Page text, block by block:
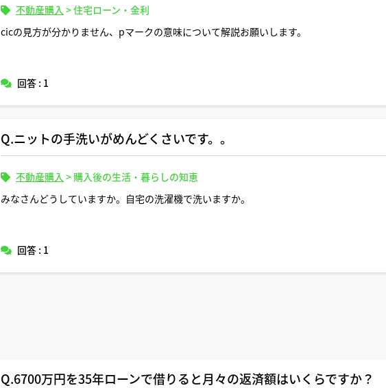
不動産購入 >住宅ローン・金利
cicの見方が分かりません、pマークの意味について解説お願いします。
回答 : 1
Q.ニットの手洗いがめんどくさいです。。
不動産購入 > 購入後の生活・暮らしの知恵
みなさんどうしていますか。自宅の洗濯機で洗いますか。
回答 : 1
Q.6700万円を35年ローンで借りると月々の返済額はいくらですか？